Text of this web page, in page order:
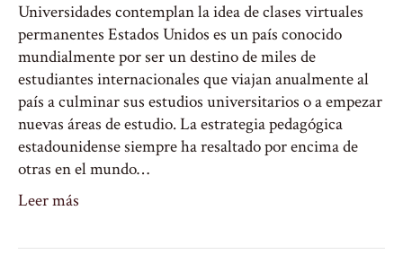
Universidades contemplan la idea de clases virtuales
permanentes Estados Unidos es un país conocido
mundialmente por ser un destino de miles de
estudiantes internacionales que viajan anualmente al
país a culminar sus estudios universitarios o a empezar
nuevas áreas de estudio. La estrategia pedagógica
estadounidense siempre ha resaltado por encima de
otras en el mundo…
Leer más